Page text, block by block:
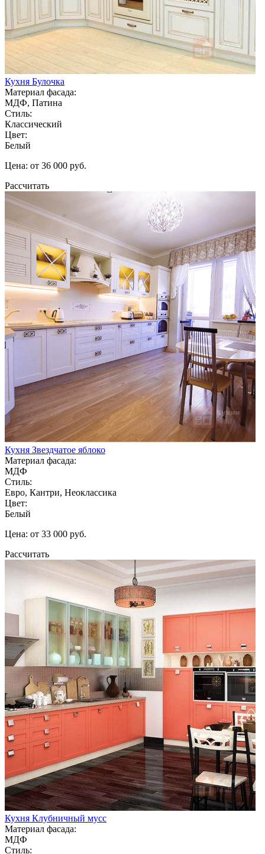
Кухня Булочка
Материал фасада:
МДФ, Патина
Стиль:
Классический
Цвет:
Белый
Цена: от 36 000 руб.
Рассчитать
Кухня Звездчатое яблоко
Материал фасада:
МДФ
Стиль:
Евро, Кантри, Неоклассика
Цвет:
Белый
Цена: от 33 000 руб.
Рассчитать
Кухня Клубничный мусс
Материал фасада:
МДФ
Стиль: